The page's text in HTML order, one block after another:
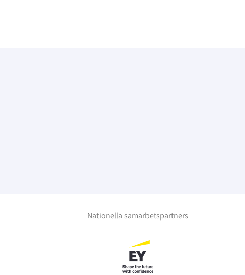
Nationella samarbetspartners